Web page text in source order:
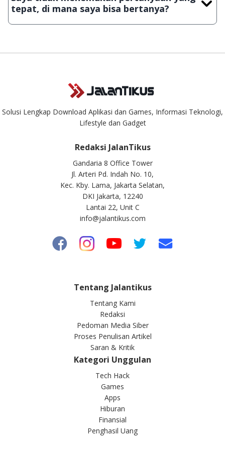
aplikasi & games tidak dapat tercapai dalam waktu yang
singkat.
tepat, di mana saya bisa bertanya?
Kami dengan senang hati menjawab setiap pertanyaan yang
Solusi Lengkap Download Aplikasi dan Games, Informasi Teknologi,
Lifestyle dan Gadget
Redaksi JalanTikus
Gandaria 8 Office Tower
Jl. Arteri Pd. Indah No. 10,
Kec. Kby. Lama, Jakarta Selatan,
DKI Jakarta, 12240
Lantai 22, Unit C
info@jalantikus.com
Tentang Jalantikus
Tentang Kami
Redaksi
Pedoman Media Siber
Proses Penulisan Artikel
Saran & Kritik
Kategori Unggulan
Tech Hack
Games
Apps
Hiburan
Finansial
Penghasil Uang